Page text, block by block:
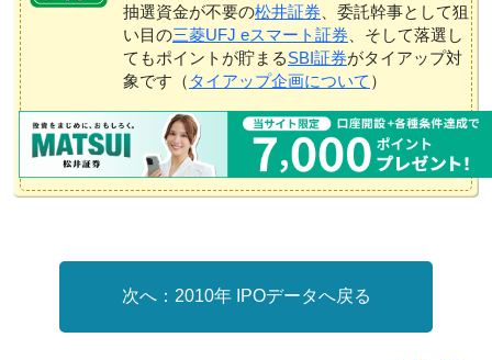
抽選資金が不要の松井証券 、委託幹事として狙
い目の三菱UFJ eスマート証券 、そして落選し
てもポイントが貯まるSBI証券がタイアップ対
象です（ タイアップ企画について ）
2010年 IPOデータへ戻る